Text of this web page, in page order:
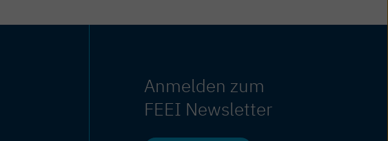
Anmelden zum
FEEI Newsletter